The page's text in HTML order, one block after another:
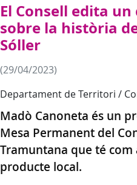
El Consell edita
sobre la història
Sóller
(29/04/2023)
Departament de Territori /
Madò Canoneta és un
Mesa Permanent del
Tramuntana que té
producte local.